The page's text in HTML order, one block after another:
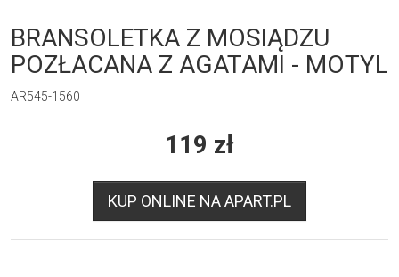
BRANSOLETKA Z MOSIĄDZU
POZŁACANA Z AGATAMI - MOTYL
AR545-1560
119 zł
KUP ONLINE NA APART.PL